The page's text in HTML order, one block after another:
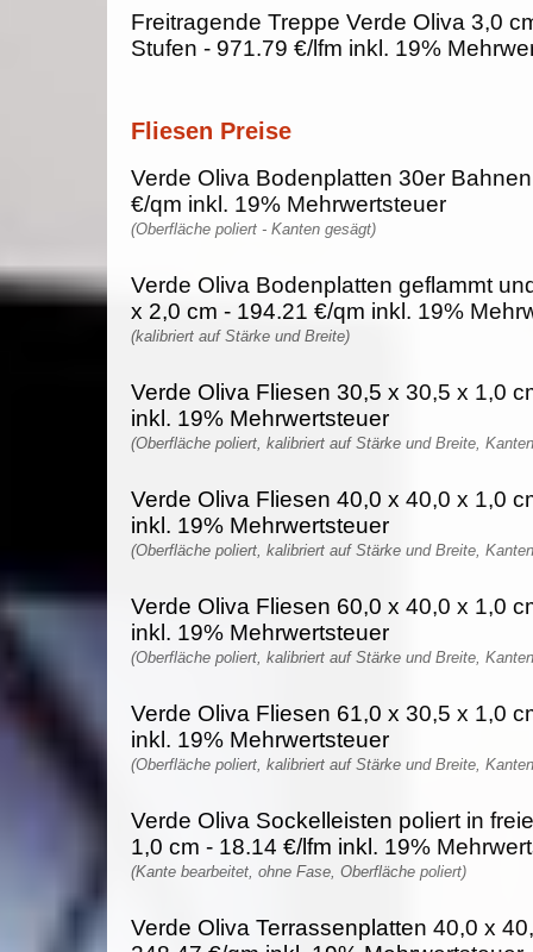
Freitragende Treppe Verde Oliva 3,0
Stufen - 971.79 €/lfm inkl. 19%
Fliesen Preise
Verde Oliva Bodenplatten 30er
€/qm inkl. 19% Mehrwertsteuer
(Oberfläche poliert - Kanten gesägt)
Verde Oliva Bodenplatten geflammt
x 2,0 cm - 194.21 €/qm inkl. 19%
(kalibriert auf Stärke und Breite)
Verde Oliva Fliesen 30,5 x 30,5 x 1,0
inkl. 19% Mehrwertsteuer
(Oberfläche poliert, kalibriert auf Stärke und Breite,
Verde Oliva Fliesen 40,0 x 40,0 x 1,0
inkl. 19% Mehrwertsteuer
(Oberfläche poliert, kalibriert auf Stärke und Breite,
Verde Oliva Fliesen 60,0 x 40,0 x 1,0
inkl. 19% Mehrwertsteuer
(Oberfläche poliert, kalibriert auf Stärke und Breite,
Verde Oliva Fliesen 61,0 x 30,5 x 1,0
inkl. 19% Mehrwertsteuer
(Oberfläche poliert, kalibriert auf Stärke und Breite,
Verde Oliva Sockelleisten poliert in
1,0 cm - 18.14 €/lfm inkl. 19%
(Kante bearbeitet, ohne Fase, Oberfläche poliert)
Verde Oliva Terrassenplatten 40,0 x